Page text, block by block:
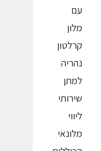
עם
מלון
קרלטון
נהריה
למתן
שירותי
ליווי
מלונאי